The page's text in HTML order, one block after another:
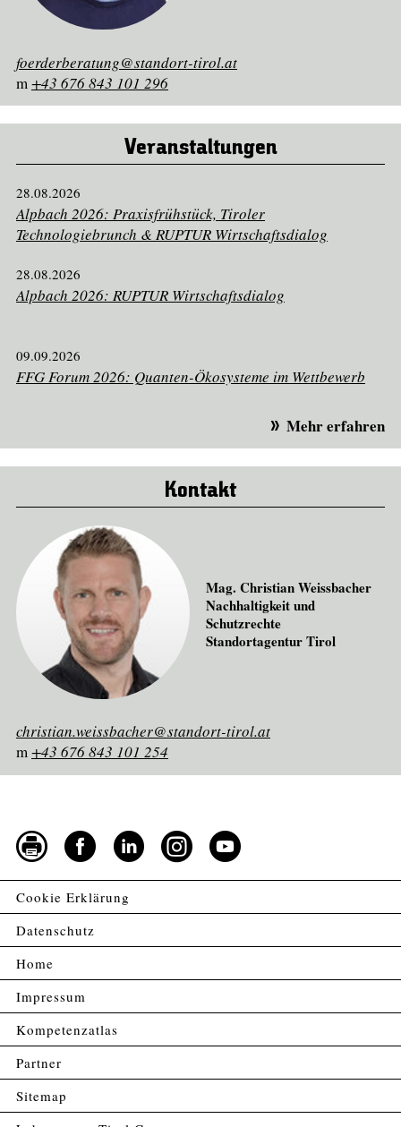
foerderberatung@standort-tirol.at
m+43 676 843 101 296
Veranstaltungen
28.08.2026
Alpbach 2026: Praxisfrühstück, Tiroler
Technologiebrunch & RUPTUR Wirtschaftsdialog
28.08.2026
Alpbach 2026: RUPTUR Wirtschaftsdialog
09.09.2026
FFG Forum 2026: Quanten-Ökosysteme im Wettbewerb
Mehr erfahren
Kontakt
Mag. Christian Weissbacher
Nachhaltigkeit und
Schutzrechte
Standortagentur Tirol
christian.weissbacher@standort-tirol.at
m+43 676 843 101 254
Cookie Erklärung
Datenschutz
Home
Impressum
Kompetenzatlas
Partner
Sitemap